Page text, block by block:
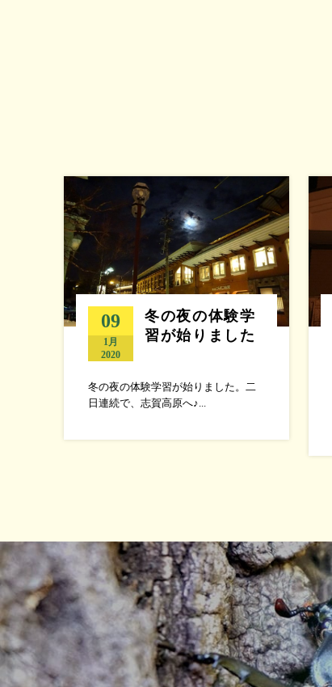
09
1月
2020
冬の夜の体験学
習が始りました
冬の夜の体験学習が始りました。二
日連続で、志賀高原へ♪...